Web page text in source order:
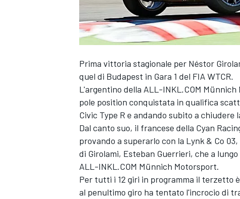
MONOPOSTO
Prima vittoria stagionale per Néstor
quel di Budapest in Gara 1 del FIA WTCR.
L'argentino della ALL-INKL.COM
pole position conquistata in qualifica
Civic Type R e andando subito a chiudere
Dal canto suo, il francese della Cyan
provando a superarlo con la Lynk & Co
di Girolami, Esteban Guerrieri, che a
ALL-INKL.COM Münnich Motorsport.
Per tutti i 12 giri in programma il terzetto
al penultimo giro ha tentato l'incrocio di